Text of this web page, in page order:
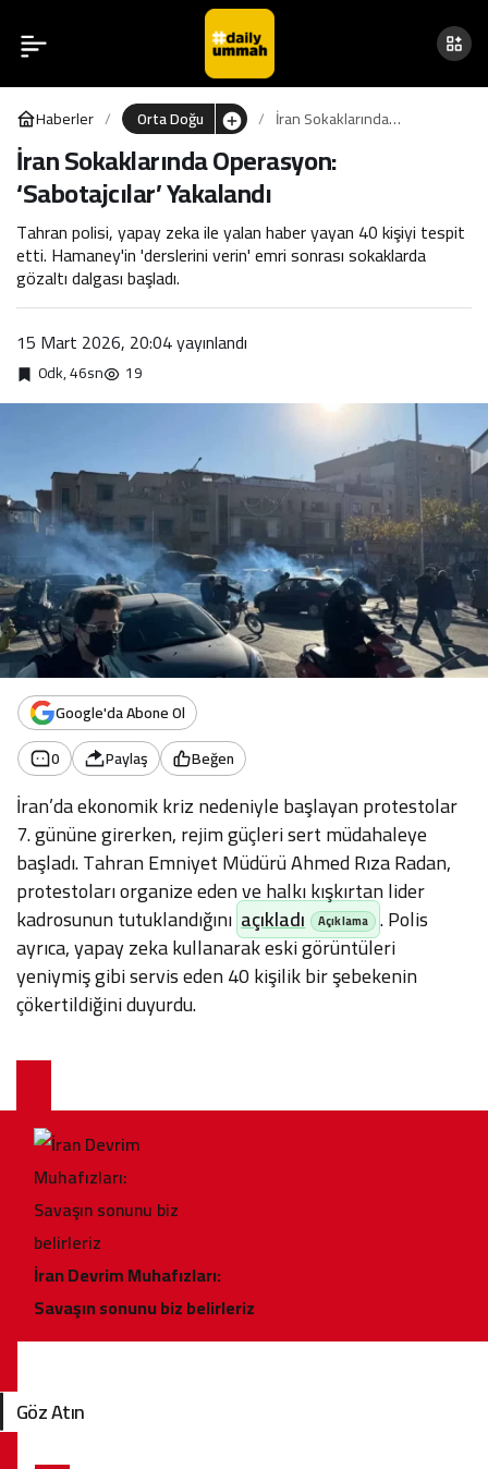
Haberler Orta Doğu
İran Sokaklarında
Yakalandı
İran Sokaklarında Operasyon:
‘Sabotajcılar’ Yakalandı
Tahran polisi, yapay zeka ile yalan haber yayan 40 kişiyi tespit
etti. Hamaney'in 'derslerini verin' emri sonrası sokaklarda
gözaltı dalgası başladı.
15 Mart 2026, 20:04yayınlandı
0dk, 46sn 19
Google'da Abone Ol
0
Paylaş Beğen
İran’da ekonomik kriz nedeniyle başlayan protestolar
7. gününe girerken, rejim güçleri sert müdahaleye
başladı. Tahran Emniyet Müdürü Ahmed Rıza Radan,
protestoları organize eden ve halkı kışkırtan lider
kadrosunun tutuklandığını açıkladı . Polis
ayrıca, yapay zeka kullanarak eski görüntüleri
yeniymiş gibi servis eden 40 kişilik bir şebekenin
çökertildiğini duyurdu.
İran Devrim Muhafızları:
Savaşın sonunu biz belirleriz
Göz Atın
İran Sokaklarında
Operasyon: ‘Sabotajcılar’
Yakalandı
0